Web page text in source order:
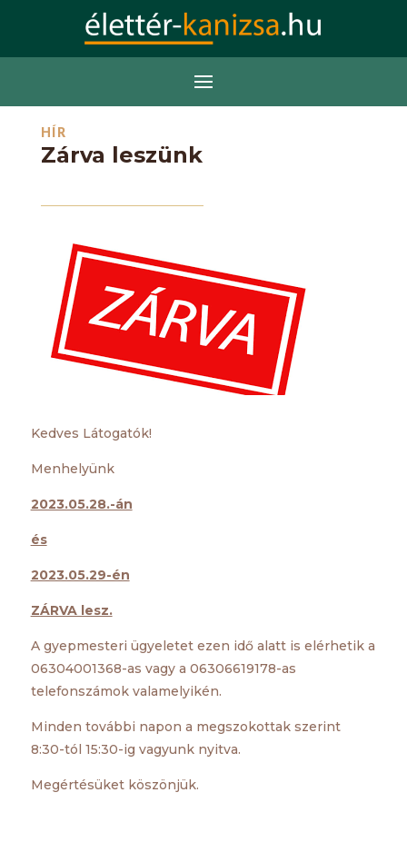
HÍR
Zárva leszünk
Kedves Látogatók!
Menhelyünk
2023.05.28.-án
és
2023.05.29-én
ZÁRVA lesz.
A gyepmesteri ügyeletet ezen idő alatt is elérhetik a
06304001368-as vagy a 06306619178-as
telefonszámok valamelyikén.
Minden további napon a megszokottak szerint
8:30-tól 15:30-ig vagyunk nyitva.
Megértésüket köszönjük.